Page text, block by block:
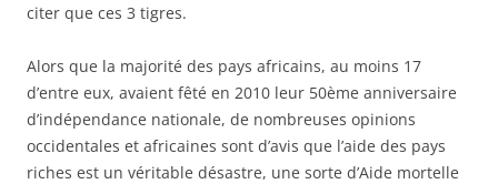
citer que ces 3 tigres.
Alors que la majorité des pays africains, au moins 17
d’entre eux, avaient fêté en 2010 leur 50ème anniversaire
d’indépendance nationale, de nombreuses opinions
occidentales et africaines sont d’avis que l’aide des pays
riches est un véritable désastre, une sorte d’Aide mortelle